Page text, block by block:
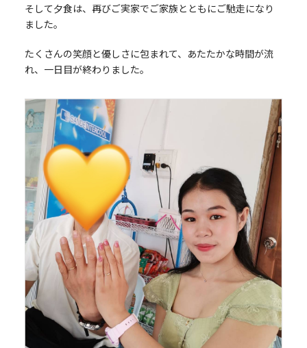
そして夕食は、再びご実家でご家族とともにご馳走になり
ました。
たくさんの笑顔と優しさに包まれて、あたたかな時間が流
れ、一日目が終わりました。